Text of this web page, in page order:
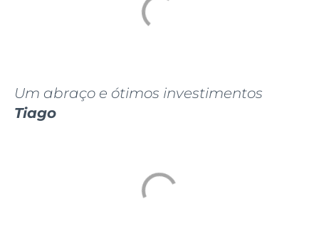
Um abraço e ótimos investimentos
Tiago